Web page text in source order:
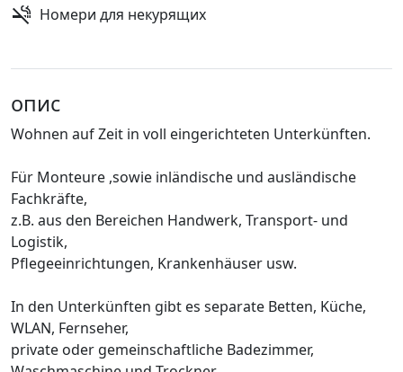
Номери для некурящих
опис
Wohnen auf Zeit in voll eingerichteten Unterkünften.
Für Monteure ,sowie inländische und ausländische
Fachkräfte,
z.B. aus den Bereichen Handwerk, Transport- und
Logistik,
Pflegeeinrichtungen, Krankenhäuser usw.
In den Unterkünften gibt es separate Betten, Küche,
WLAN, Fernseher,
private oder gemeinschaftliche Badezimmer,